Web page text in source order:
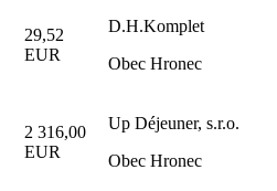
29,52
EUR
D.H.Komplet
Obec Hronec
2 316,00
EUR
Up Déjeuner, s.r.o.
Obec Hronec